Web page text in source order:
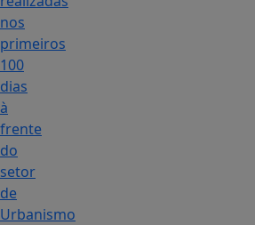
nos
primeiros
100
dias
à
frente
do
setor
de
Urbanismo